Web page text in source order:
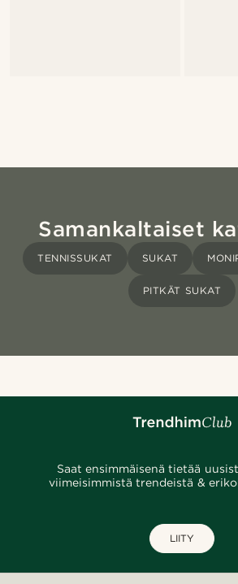
Samankaltaiset
TENNISSUKAT SUKAT
PITKÄT SUKAT
Saat ensimmäisenä tietää
viimeisimmistä trendeistä &
LIITY